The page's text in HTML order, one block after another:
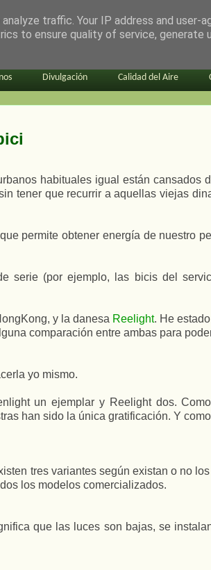
Divulgación Calidad del Aire
habituales igual están cansados
tener que recurrir a aquellas viejas
permite obtener energía de nuestro
serie (por ejemplo, las bicis del
y la danesa Reelight. He
comparación entre ambas para
yo mismo.
un ejemplar y Reelight dos.
han sido la única gratificación. Y
tres variantes según existan o no
los modelos comercializados.
que las luces son bajas, se
traffic. Your IP address and user-
to ensure quality of service, generate